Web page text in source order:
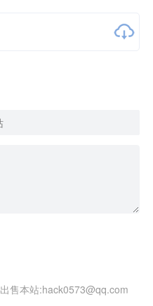
出售本站:hack0573@qq.com